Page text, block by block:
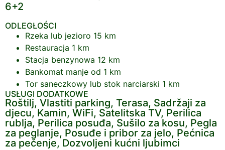
6+2
ODLEGŁOŚCI
Rzeka lub jezioro 15 km
Restauracja 1 km
Stacja benzynowa 12 km
Bankomat manje od 1 km
Tor saneczkowy lub stok narciarski 1 km
USŁUGI DODATKOWE
Roštilj, Vlastiti parking, Terasa, Sadržaji za
djecu, Kamin, WiFi, Satelitska TV, Perilica
rublja, Perilica posuđa, Sušilo za kosu, Pegla
za peglanje, Posuđe i pribor za jelo, Pećnica
za pečenje, Dozvoljeni kućni ljubimci